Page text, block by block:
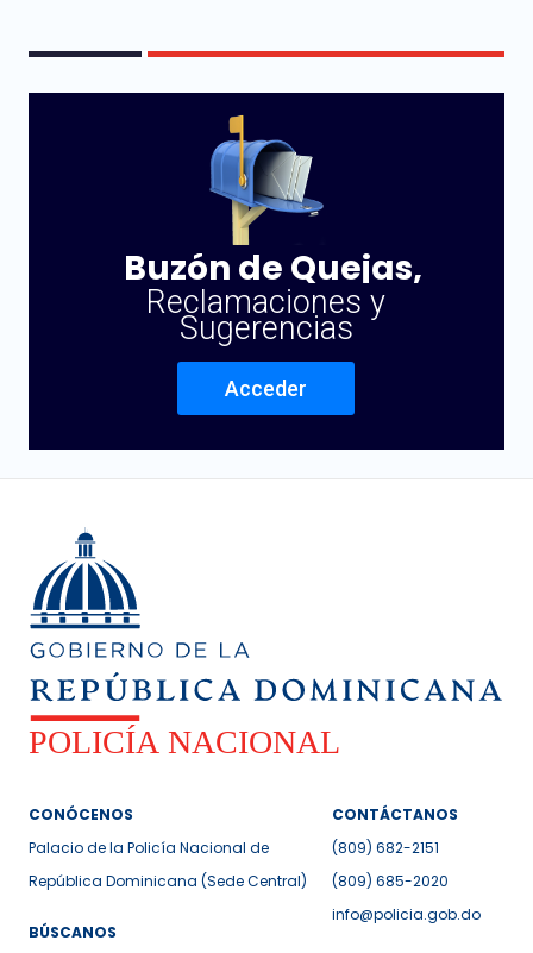
Buzón de Quejas,
Reclamaciones y
Sugerencias
Acceder
CONÓCENOS
Palacio de la Policía Nacional de
República Dominicana (Sede Central)
BÚSCANOS
CONTÁCTANOS
(809) 682-2151
(809) 685-2020
info@policia.gob.do